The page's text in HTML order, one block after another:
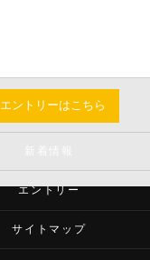
エントリーはこちら
エントリー
サイトマップ